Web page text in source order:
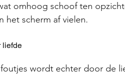
omhoog schoof ten
het scherm af vielen.
liefde
wordt echter door de